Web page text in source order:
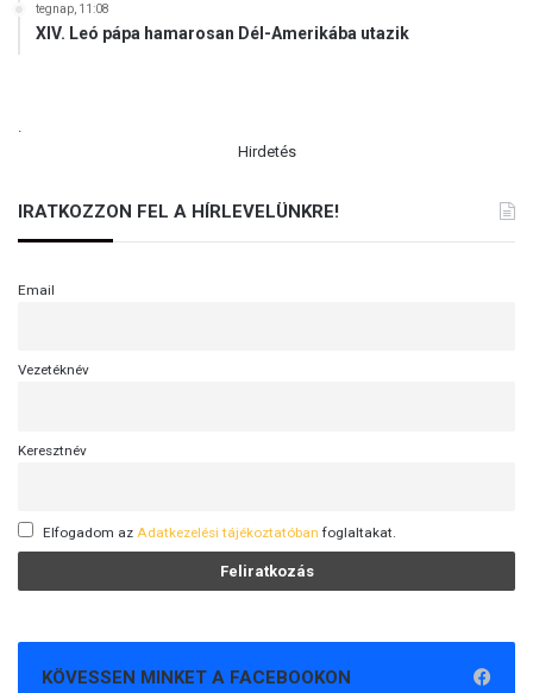
tegnap, 11:08
XIV. Leó pápa hamarosan Dél-Amerikába utazik
Hirdetés
IRATKOZZON FEL A HÍRLEVELÜNKRE!
Email
Vezetéknév
Keresztnév
Elfogadom az Adatkezelési tájékoztatóban foglaltakat.
KÖVESSEN MINKET A FACEBOOKON